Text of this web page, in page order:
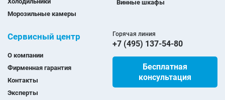
Морозильные камеры
Винные шкафы
Сервисный центр
О компании
Фирменная гарантия
Контакты
Эксперты
Горячая линия
+7 (495) 137-54-80
Бесплатная
консультация